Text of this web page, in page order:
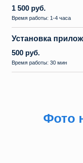
1 500 руб.
Время работы: 1-4 часа
Установка
500 руб.
Время работы: 30 мин
Фото